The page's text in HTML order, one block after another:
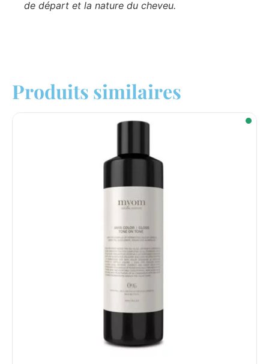
de départ et la nature du cheveu.
Produits similaires